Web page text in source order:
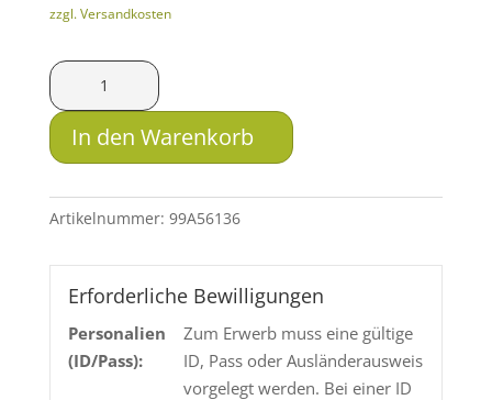
zzgl. Versandkosten
Anschütz
1782
Gold
Line
06
Menge
In den Warenkorb
Artikelnummer: 99A56136
Erforderliche Bewilligungen
Personalien
(ID/Pass):
Zum Erwerb muss eine gültige
ID, Pass oder Ausländerausweis
vorgelegt werden. Bei einer ID